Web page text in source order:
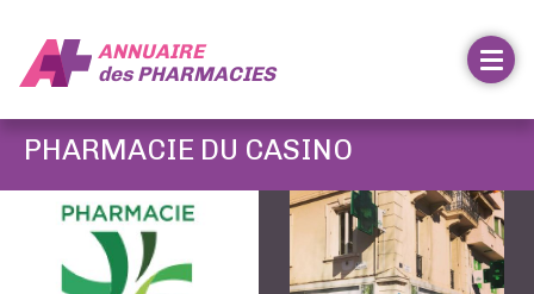
ANNUAIRE
desPHARMACIES
PHARMACIE DU CASINO